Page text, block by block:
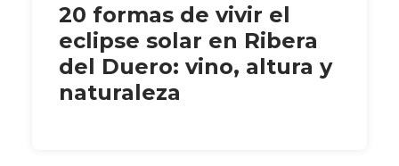
20 formas de vivir el
eclipse solar en Ribera
del Duero: vino, altura y
naturaleza